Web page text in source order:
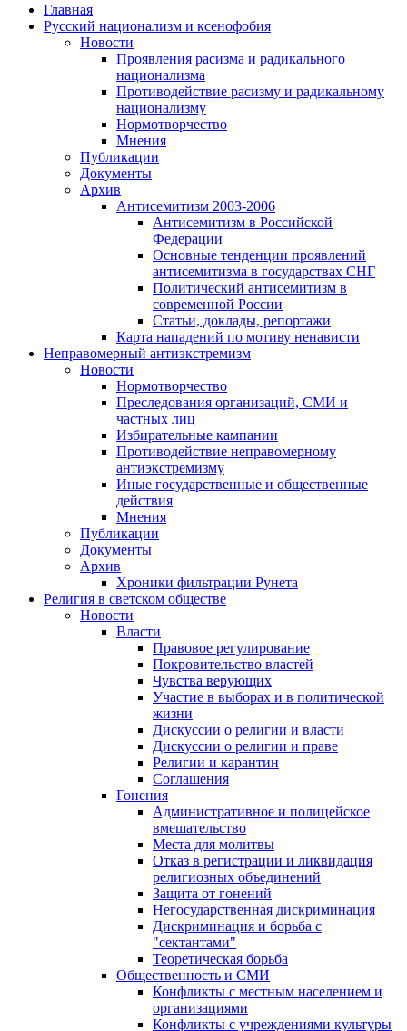
Главная
Русский национализм и ксенофобия
Новости
Проявления расизма и радикального
национализма
Противодействие расизму и радикальному
национализму
Нормотворчество
Мнения
Публикации
Документы
Архив
Антисемитизм 2003-2006
Антисемитизм в Российской
Федерации
Основные тенденции проявлений
антисемитизма в государствах СНГ
Политический антисемитизм в
современной России
Статьи, доклады, репортажи
Карта нападений по мотиву ненависти
Неправомерный антиэкстремизм
Новости
Нормотворчество
Преследования организаций, СМИ и
частных лиц
Избирательные кампании
Противодействие неправомерному
антиэкстремизму
Иные государственные и общественные
действия
Мнения
Публикации
Документы
Архив
Хроники фильтрации Рунета
Религия в светском обществе
Новости
Власти
Правовое регулирование
Покровительство властей
Чувства верующих
Участие в выборах и в политической
жизни
Дискуссии о религии и власти
Дискуссии о религии и праве
Религии и карантин
Соглашения
Гонения
Административное и полицейское
вмешательство
Места для молитвы
Отказ в регистрации и ликвидация
религиозных объединений
Защита от гонений
Негосударственная дискриминация
Дискриминация и борьба с
"сектантами"
Теоретическая борьба
Общественность и СМИ
Конфликты с местным населением и
организациями
Конфликты с учреждениями культуры